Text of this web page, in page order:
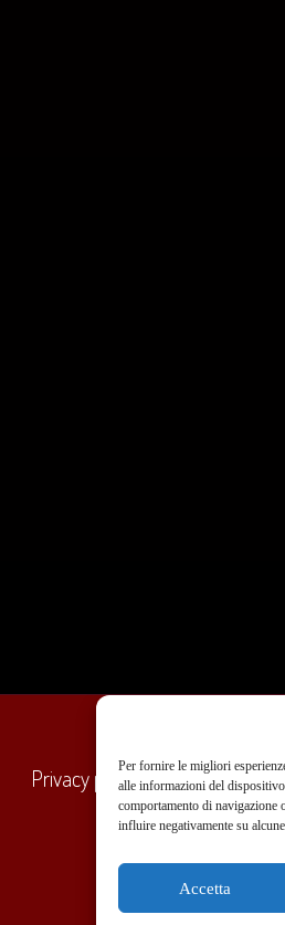
Per fornire le migliori
alle informazioni del
comportamento di
influire negativamente su
Accetta
Privacy policy Condizioni
+39 351 970 89 33
Officina: